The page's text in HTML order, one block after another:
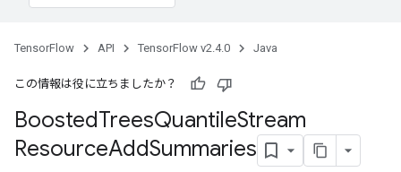
TensorFlow API TensorFlow v2.4.0 Java
この情報は役に立ちましたか？
BoostedTreesQuantileStream
ResourceAddSummaries